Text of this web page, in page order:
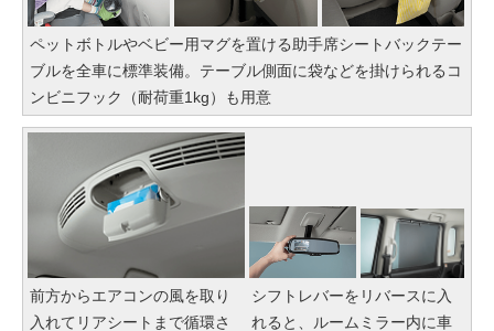
ペットボトルやベビー用マグを置ける助手席シートバックテー
ブルを全車に標準装備。テーブル側面に袋などを掛けられるコ
ンビニフック（耐荷重1kg）も用意
前方からエアコンの風を取り
入れてリアシートまで循環さ
シフトレバーをリバースに入
れると、ルームミラー内に車